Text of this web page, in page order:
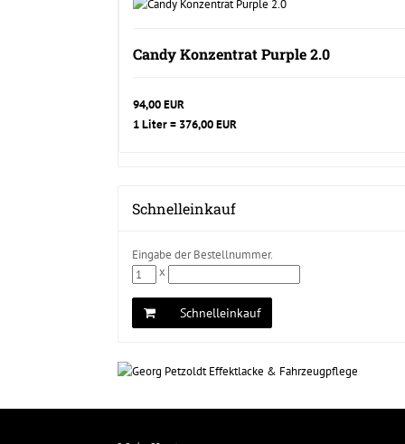
Candy Konzentrat Purple 2.0
94,00 EUR
1 Liter = 376,00 EUR
Schnelleinkauf
Eingabe der Bestellnummer.
x
Schnelleinkauf